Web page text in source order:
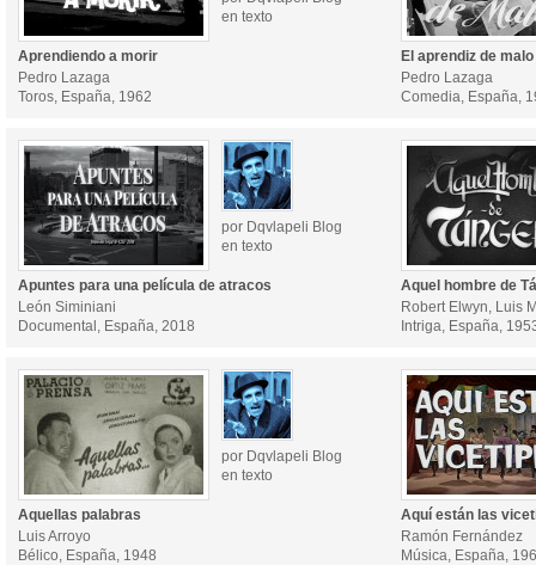
en texto
Aprendiendo a morir
Pedro Lazaga
Toros, España, 1962
El aprendiz de malo
Pedro Lazaga
Comedia, España,
por Dqvlapeli Blog
en texto
Apuntes para una película de atracos
León Siminiani
Documental, España, 2018
Aquel hombre de
Robert Elwyn, Luis
Intriga, España,
por Dqvlapeli Blog
en texto
Aquellas palabras
Luis Arroyo
Bélico, España, 1948
Aquí están las
Ramón Fernández
Música, España,